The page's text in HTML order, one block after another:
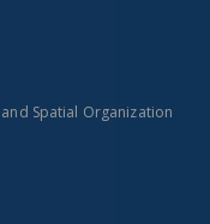
Spatial Organization